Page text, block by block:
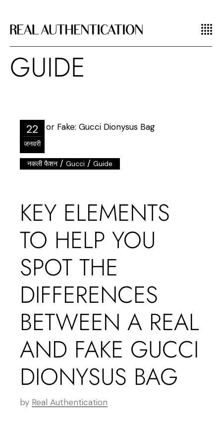
GUIDE
22
जनवरी
नकली फैशन /Gucci /Guide
KEY ELEMENTS
TO HELP YOU
SPOT THE
DIFFERENCES
BETWEEN A REAL
AND FAKE GUCCI
DIONYSUS BAG
by Real Authentication